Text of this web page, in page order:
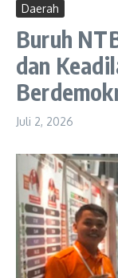
Daerah
Buruh
dan
Juli 2, 2026